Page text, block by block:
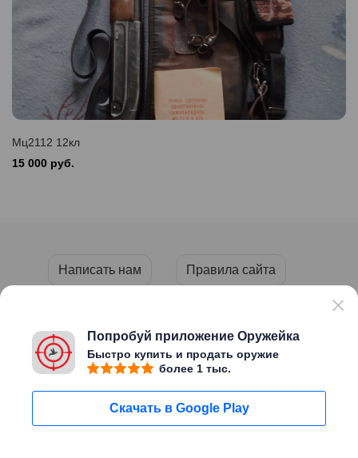
Мц2112 12кл
15 000 руб.
Написать нам Правила сайта
Политика конфиденциальности
Пользуясь этим сайтом Вы
Мне уже есть
Попробуй приложение Оружейка
Быстро купить и продать оружие
более 1 тыс.
Скачать в Google Play